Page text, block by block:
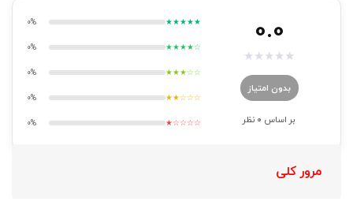
0.0
★
★
★
★
★
بدون امتیاز
بر اساس 0 نظر
★★★★★
0%
★★★★☆
0%
★★★☆☆
0%
★★☆☆☆
0%
★☆☆☆☆
0%
مرور کلی